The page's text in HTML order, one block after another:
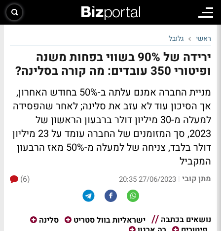
ראשי גלובל
ירידה של 90% בשווי בפחות משנה
ופיטורי 350 עובדים: מה קורה בסלינה?
מניית החברה אמנם עלתה ב-50% בחודש האחרון,
אך הסיכון עוד לא עזב את סלינה; לאחר שהפסידה
למעלה מ-30 מיליון דולר ברבעון הראשון של
2023, סך המזומנים של החברה עומד על 23 מיליון
דולר בלבד, צניחה של למעלה מ-50% מאז הרבעון
המקביל
מתן קובי |
27/06/2023 20:35
(6)
נושאים בכתבה ישראליות בוול סטריט
סלינה